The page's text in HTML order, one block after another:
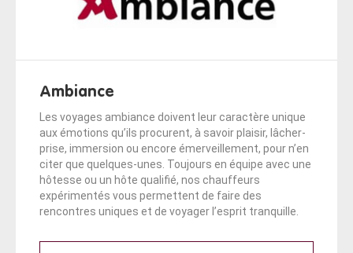
Ambiance
Les voyages ambiance doivent leur caractère unique
aux émotions qu’ils procurent, à savoir plaisir, lâcher-
prise, immersion ou encore émerveillement, pour n’en
citer que quelques-unes. Toujours en équipe avec une
hôtesse ou un hôte qualifié, nos chauffeurs
expérimentés vous permettent de faire des
rencontres uniques et de voyager l’esprit tranquille.